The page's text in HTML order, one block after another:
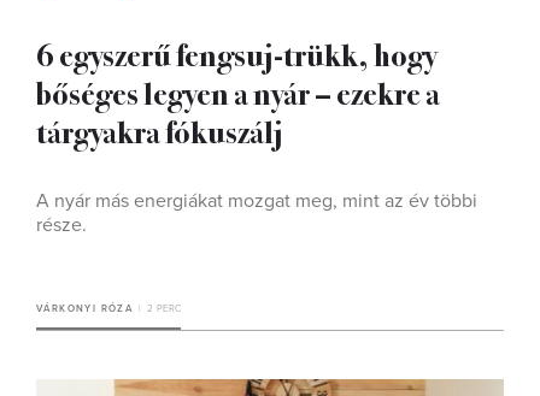
6 egyszerű fengsuj-trükk, hogy
bőséges legyen a nyár – ezekre a
tárgyakra fókuszálj
A nyár más energiákat mozgat meg, mint az év többi
része.
VÁRKONYI RÓZA 2 PERC